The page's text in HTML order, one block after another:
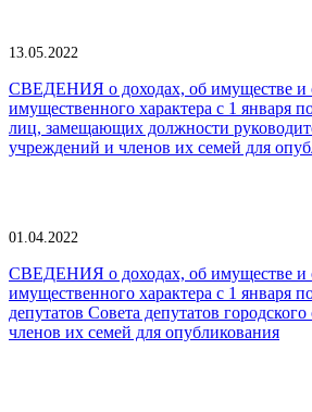
13.05.2022
СВЕДЕНИЯ о доходах, об имуществе и
имущественного характера с 1 января
лиц, замещающих должности
учреждений и членов их семей для
01.04.2022
СВЕДЕНИЯ о доходах, об имуществе и
имущественного характера с 1 января
депутатов Совета депутатов
членов их семей для опубликования